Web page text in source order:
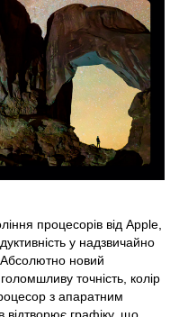
процесорів від Apple,
у надзвичайно
Абсолютно новий
точність, колір
з апаратним